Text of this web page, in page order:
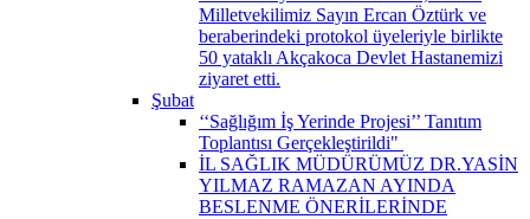
Milletvekilimiz Sayın Ercan Öztürk ve
beraberindeki protokol üyeleriyle birlikte
50 yataklı Akçakoca Devlet Hastanemizi
ziyaret etti.
Şubat
‘‘Sağlığım İş Yerinde Projesi’’ Tanıtım
Toplantısı Gerçekleştirildi" ​
İL SAĞLIK MÜDÜRÜMÜZ DR.YASİN
YILMAZ RAMAZAN AYINDA
BESLENME ÖNERİLERİNDE